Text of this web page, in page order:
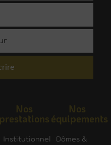
Nos
prestations
Institutionnel
Nos
équipements
Dômes &